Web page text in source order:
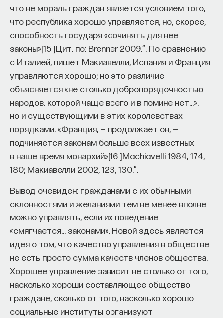
что не мораль граждан является условием того,
что республика хорошо управляется, но, скорее,
способность государя «сочинять для нее
законы»[15]Цит. по: Brenner 2009.” . По сравнению
с Италией, пишет Макиавелли, Испания и Франция
управляются хорошо; но это различие
объясняется «не столько добропорядочностью
народов, которой чаще всего и в помине нет…»,
но и существующими в этих королевствах
порядками. «Франция, — продолжает он, —
подчиняется законам больше всех известных
в наше время монархий»[16]Machiavelli 1984, 174,
180; Макиавелли 2002, 123, 130.”
Вывод очевиден: гражданами с их обычными
склонностями и желаниями тем не менее вполне
можно управлять, если их поведение
«смягчается… законами». Новой здесь является
идея о том, что качество управления в обществе
не есть просто сумма качеств членов общества.
Хорошее управление зависит не столько от того,
насколько хороши составляющее общество
граждане, сколько от того, насколько хорошо
социальные институты организуют